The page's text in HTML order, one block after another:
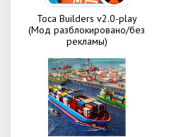
Toca Builders v2.0-play
(Мод разблокировано/без
рекламы)